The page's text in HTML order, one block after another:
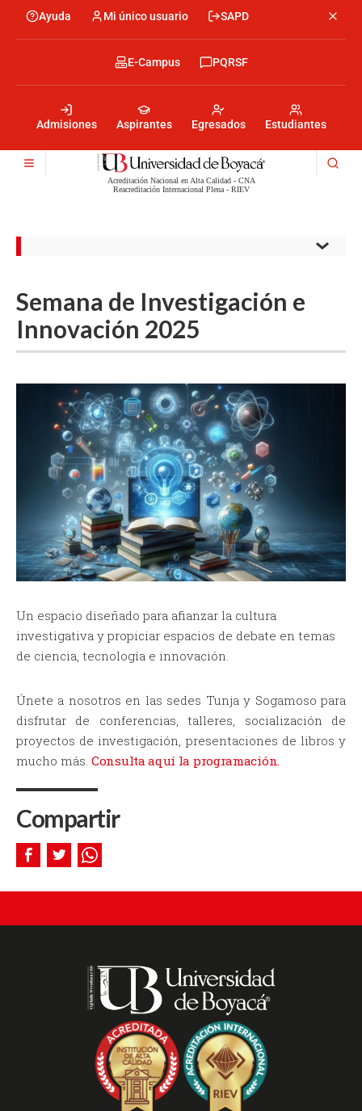
contenido
Menu
encabezado
Ayuda Mi único usuario SAPD
encabezado
Admisiones Aspirantes Egresados Estudiantes
Menu
encabezado
-
Derecha
E-Campus PQRSF
Menú
Acreditación Nacional en Alta Calidad - CNA
Reacreditación Internacional Plena - RIEV
Semana de Investigación e
Innovación 2025
Un espacio diseñado para afianzar la cultura
investigativa y propiciar espacios de debate en temas
de ciencia, tecnología e innovación.
Únete a nosotros en las sedes Tunja y Sogamoso para
disfrutar de conferencias, talleres, socialización de
proyectos de investigación, presentaciones de libros y
mucho más. Consulta aquí la programación.
Compartir